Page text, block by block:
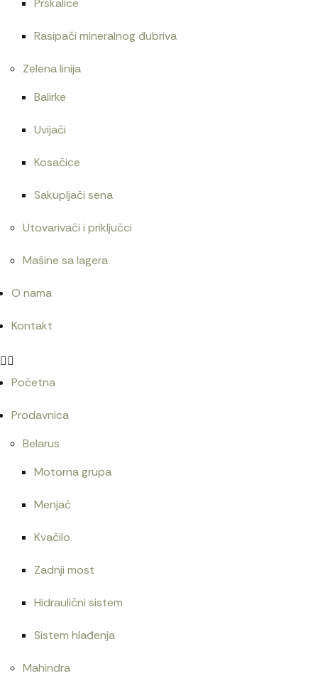
Prskalice
Rasipači mineralnog đubriva
Zelena linija
Balirke
Uvijači
Kosačice
Sakupljači sena
Utovarivači i priključci
Mašine sa lagera
O nama
Kontakt
Početna
Prodavnica
Belarus
Motorna grupa
Menjač
Kvačilo
Zadnji most
Hidraulični sistem
Sistem hlađenja
Mahindra